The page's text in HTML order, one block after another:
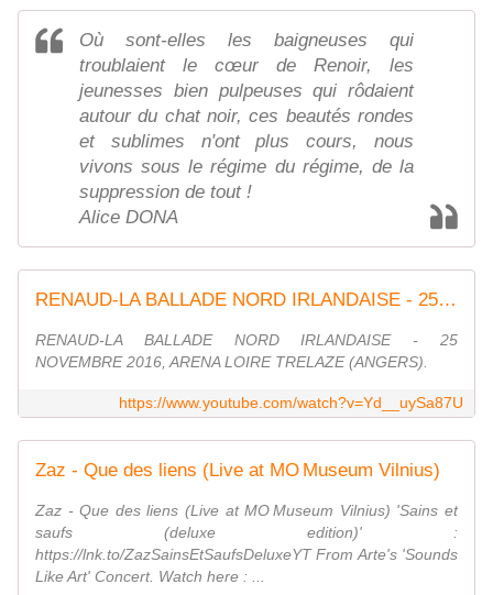
Où sont-elles les baigneuses qui
troublaient le cœur de Renoir, les
jeunesses bien pulpeuses qui rôdaient
autour du chat noir, ces beautés rondes
et sublimes n′ont plus cours, nous
vivons sous le régime du régime, de la
suppression de tout !
Alice DONA
RENAUD-LA BALLADE NORD IRLANDAISE - 25 NOVEMBRE 2016, ARENA LOIRE TRELAZE (ANGERS).
RENAUD-LA BALLADE NORD IRLANDAISE - 25
NOVEMBRE 2016, ARENA LOIRE TRELAZE (ANGERS).
https://www.youtube.com/watch?v=Yd__uySa87U
Zaz - Que des liens (Live at MO Museum Vilnius)
Zaz - Que des liens (Live at MO Museum Vilnius) 'Sains et
saufs (deluxe edition)' :
https://lnk.to/ZazSainsEtSaufsDeluxeYT From Arte's 'Sounds
Like Art' Concert. Watch here : ...